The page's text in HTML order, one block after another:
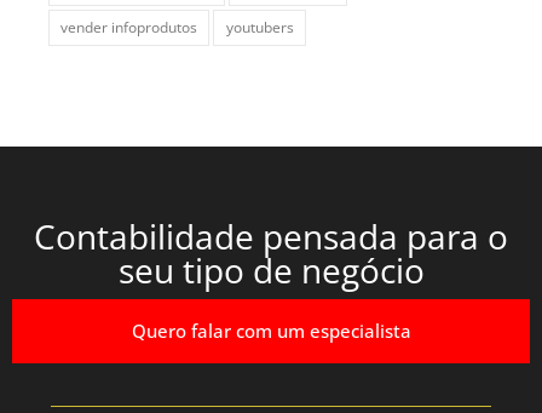
vender infoprodutos
youtubers
Contabilidade pensada para o
seu tipo de negócio
Quero falar com um especialista